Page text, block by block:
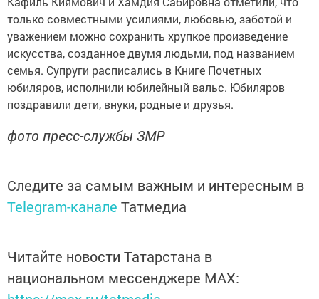
только совместными усилиями, любовью, заботой и
уважением можно сохранить хрупкое произведение
искусства, созданное двумя людьми, под названием
семья. Супруги расписались в Книге Почетных
юбиляров, исполнили юбилейный вальс. Юбиляров
поздравили дети, внуки, родные и друзья.
фото пресс-службы ЗМР
Следите за самым важным и интересным в
Telegram-канале Татмедиа
Читайте новости Татарстана в
национальном мессенджере MАХ: